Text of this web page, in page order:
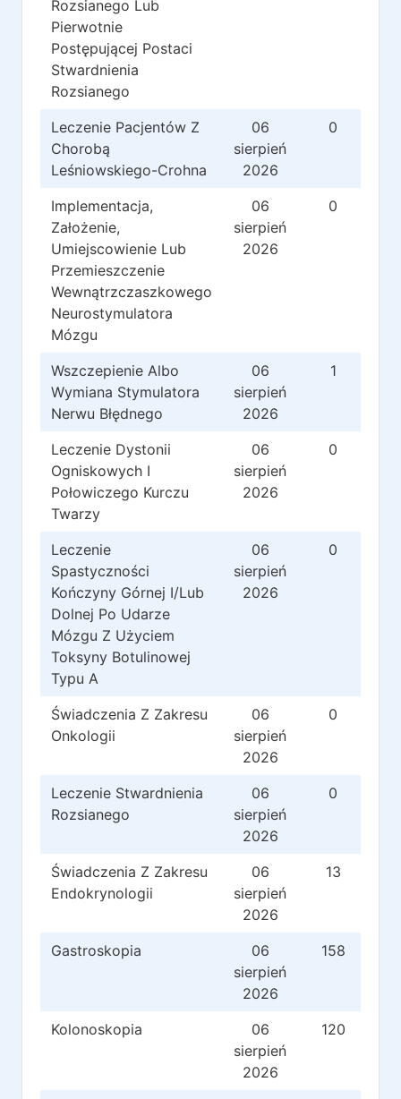
Rozsianego Lub
Pierwotnie
Postępującej Postaci
Stwardnienia
Rozsianego
Leczenie Pacjentów Z
Chorobą
Leśniowskiego-Crohna
06
sierpień
2026
0
Implementacja,
Założenie,
Umiejscowienie Lub
Przemieszczenie
Wewnątrzczaszkowego
Neurostymulatora
Mózgu
06
sierpień
2026
0
Wszczepienie Albo
Wymiana Stymulatora
Nerwu Błędnego
06
sierpień
2026
1
Leczenie Dystonii
Ogniskowych I
Połowiczego Kurczu
Twarzy
06
sierpień
2026
0
Leczenie
Spastyczności
Kończyny Górnej I/Lub
Dolnej Po Udarze
Mózgu Z Użyciem
Toksyny Botulinowej
Typu A
06
sierpień
2026
0
Świadczenia Z Zakresu
Onkologii
06
sierpień
2026
0
Leczenie Stwardnienia
Rozsianego
06
sierpień
2026
0
Świadczenia Z Zakresu
Endokrynologii
06
sierpień
2026
13
Gastroskopia
06
sierpień
2026
158
Kolonoskopia
06
sierpień
2026
120